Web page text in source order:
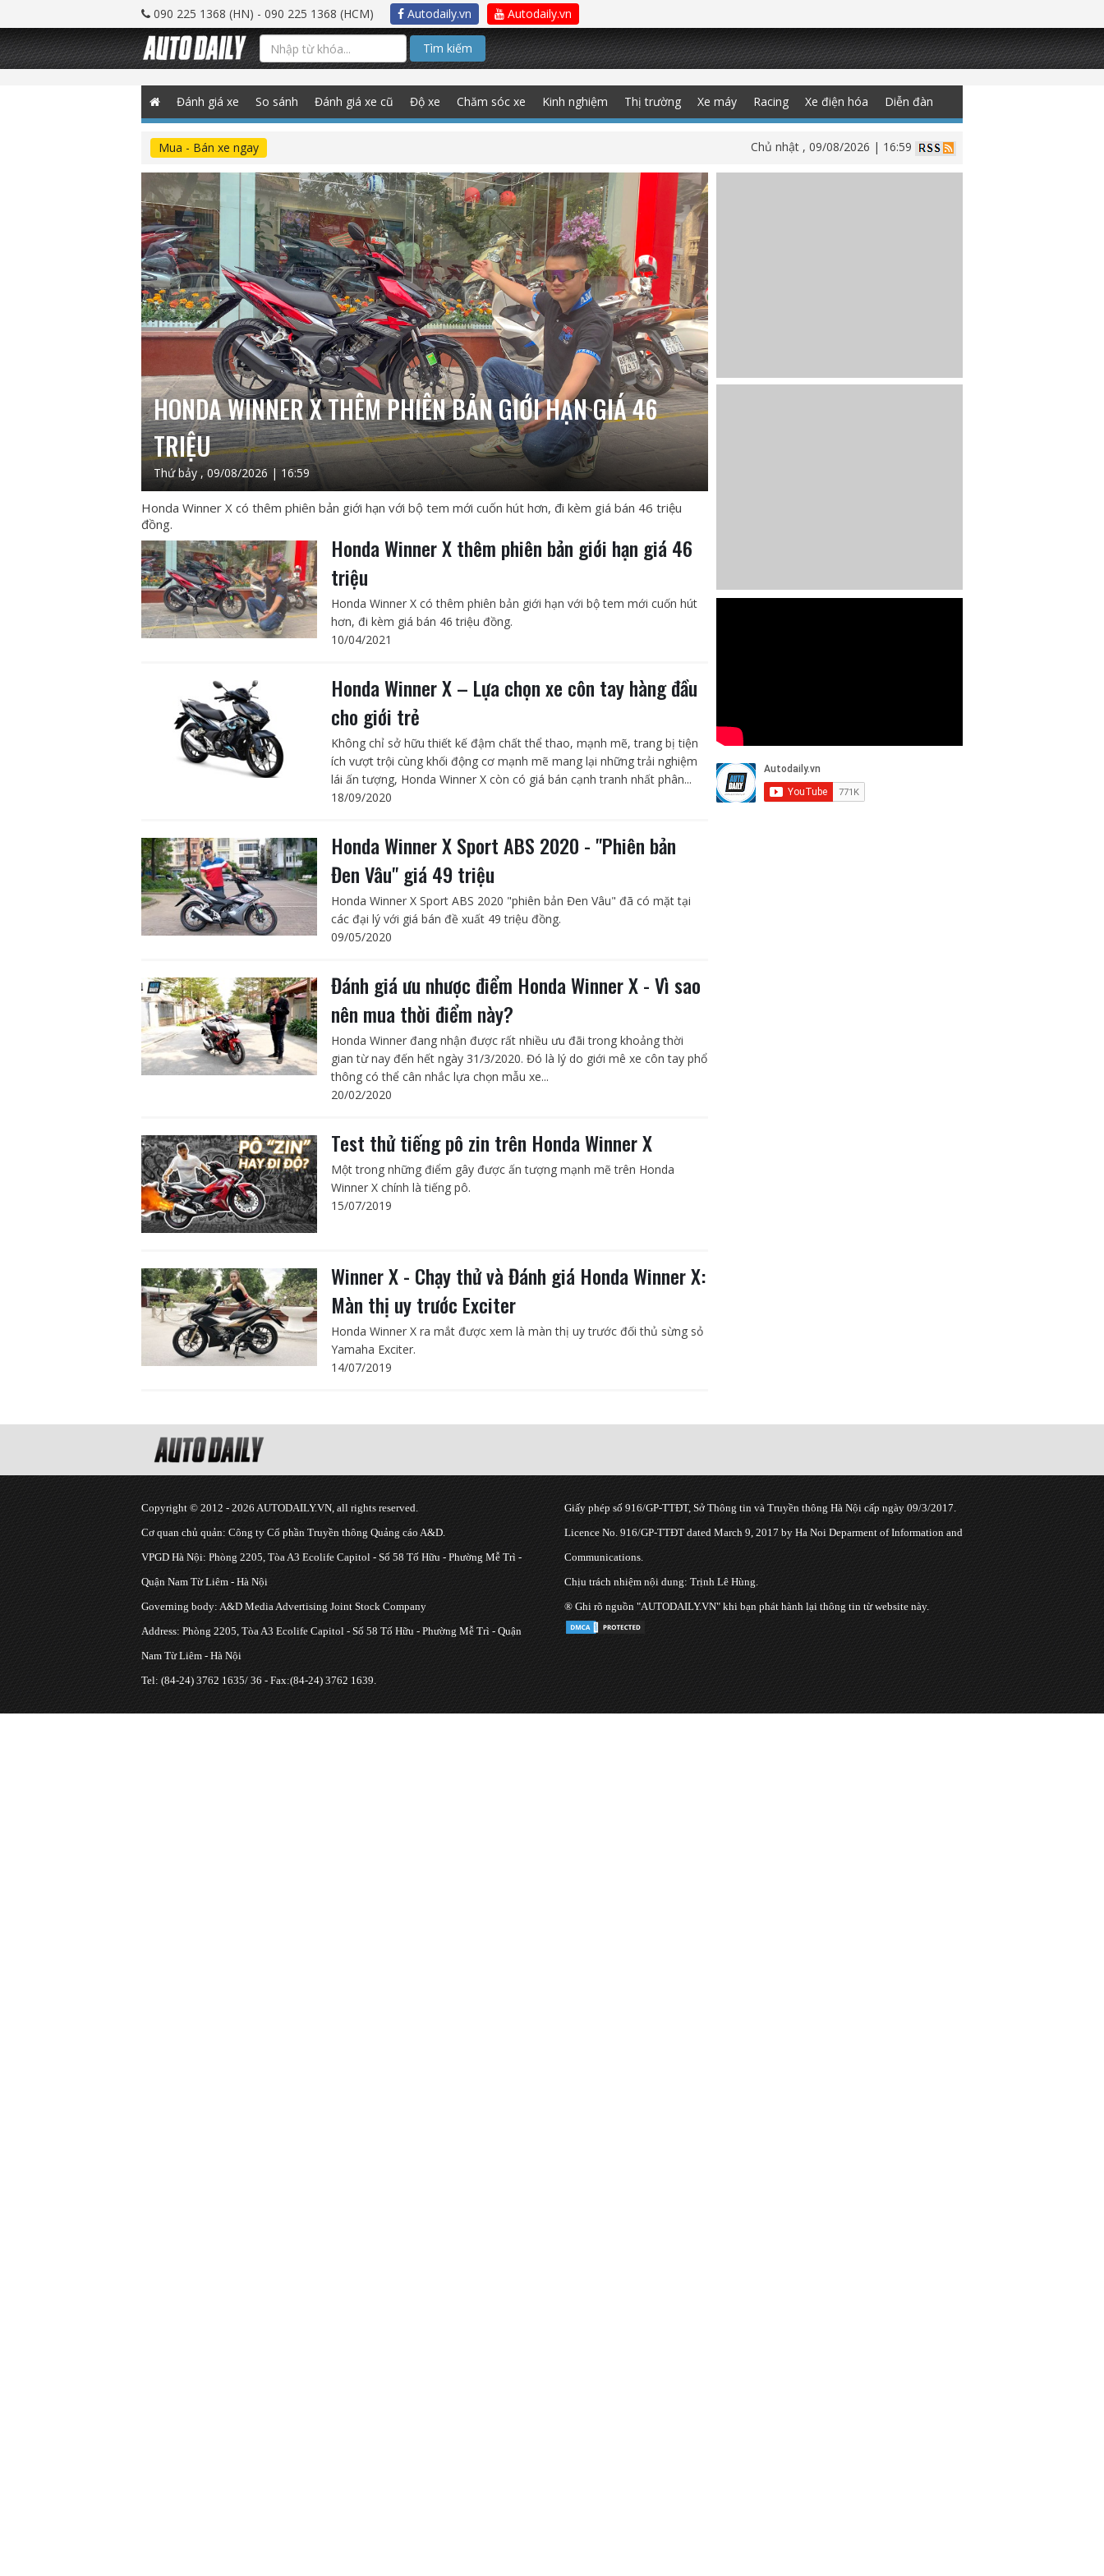
090 225 1368 (HN) - 090 225 1368 (HCM) Autodaily.vn Autodaily.vn
Tìm kiếm
Đánh giá xe So sánh Đánh giá xe cũ Độ xe Chăm sóc xe Kinh nghiệm Thị trường Xe máy Racing Xe điện hóa Diễn đàn
Mua - Bán xe ngay Chủ nhật , 09/08/2026 | 16:59
HONDA WINNER X THÊM PHIÊN BẢN GIỚI HẠN GIÁ 46
TRIỆU
Thứ bảy , 09/08/2026 | 16:59
Honda Winner X có thêm phiên bản giới hạn với bộ tem mới cuốn hút hơn, đi kèm giá bán 46 triệu
đồng.
Honda Winner X thêm phiên bản giới hạn giá 46
triệu
Honda Winner X có thêm phiên bản giới hạn với bộ tem mới cuốn hút
hơn, đi kèm giá bán 46 triệu đồng.
10/04/2021
Honda Winner X – Lựa chọn xe côn tay hàng đầu
cho giới trẻ
Không chỉ sở hữu thiết kế đậm chất thể thao, mạnh mẽ, trang bị tiện
ích vượt trội cùng khối động cơ mạnh mẽ mang lại những trải nghiệm
lái ấn tượng, Honda Winner X còn có giá bán cạnh tranh nhất phân...
18/09/2020
Honda Winner X Sport ABS 2020 - "Phiên bản
Đen Vâu" giá 49 triệu
Honda Winner X Sport ABS 2020 "phiên bản Đen Vâu" đã có mặt tại
các đại lý với giá bán đề xuất 49 triệu đồng.
09/05/2020
Đánh giá ưu nhược điểm Honda Winner X - Vì sao
nên mua thời điểm này?
Honda Winner đang nhận được rất nhiều ưu đãi trong khoảng thời
gian từ nay đến hết ngày 31/3/2020. Đó là lý do giới mê xe côn tay phổ
thông có thể cân nhắc lựa chọn mẫu xe...
20/02/2020
Test thử tiếng pô zin trên Honda Winner X
Một trong những điểm gây được ấn tượng mạnh mẽ trên Honda
Winner X chính là tiếng pô.
15/07/2019
Winner X - Chạy thử và Đánh giá Honda Winner X:
Màn thị uy trước Exciter
Honda Winner X ra mắt được xem là màn thị uy trước đối thủ sừng sỏ
Yamaha Exciter.
14/07/2019
Copyright © 2012 - 2026 AUTODAILY.VN, all rights reserved.
Cơ quan chủ quản: Công ty Cổ phần Truyền thông Quảng cáo A&D.
VPGD Hà Nội: Phòng 2205, Tòa A3 Ecolife Capitol - Số 58 Tố Hữu - Phường Mễ Trì -
Quận Nam Từ Liêm - Hà Nội
Governing body: A&D Media Advertising Joint Stock Company
Address: Phòng 2205, Tòa A3 Ecolife Capitol - Số 58 Tố Hữu - Phường Mễ Trì - Quận
Nam Từ Liêm - Hà Nội
Tel: (84-24) 3762 1635/ 36 - Fax:(84-24) 3762 1639.
Giấy phép số 916/GP-TTĐT, Sở Thông tin và Truyền thông Hà Nội cấp ngày 09/3/2017.
Licence No. 916/GP-TTĐT dated March 9, 2017 by Ha Noi Deparment of Information and
Communications.
Chịu trách nhiệm nội dung: Trịnh Lê Hùng.
® Ghi rõ nguồn "AUTODAILY.VN" khi bạn phát hành lại thông tin từ website này.